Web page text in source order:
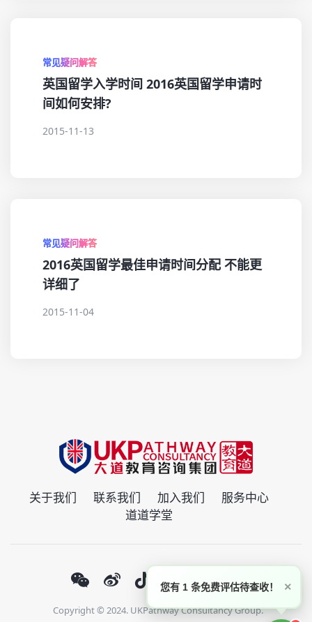
常见疑问解答
英国留学入学时间 2016英国留学申请时
间如何安排?
2015-11-13
常见疑问解答
2016英国留学最佳申请时间分配 不能更
详细了
2015-11-04
关于我们 联系我们 加入我们
服务中心
道道学堂
Copyright © 2024. UKPathway Consultancy Group.
×
您有 1 条免费评估待查收！